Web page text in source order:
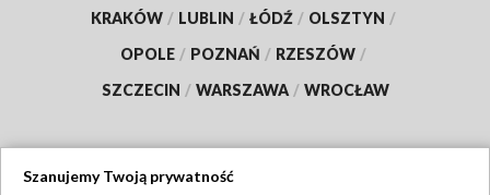
KRAKÓW / LUBLIN / ŁÓDŹ / OLSZTYN /
OPOLE / POZNAŃ / RZESZÓW /
SZCZECIN / WARSZAWA / WROCŁAW
Szanujemy Twoją prywatność